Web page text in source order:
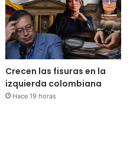
Crecen las fisuras en la
izquierda colombiana
Hace 19 horas